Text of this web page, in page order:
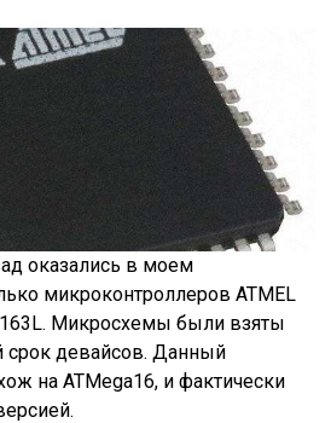
оказались в моем
микроконтроллеров ATMEL
Микросхемы были взяты
срок девайсов. Данный
на ATMega16, и фактически